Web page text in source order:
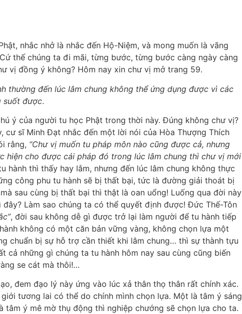
nhắc nhở là nhắc đến Hộ-Niệm, và mong muốn là vãng
thế chúng ta đi mãi, từng bước, từng bước càng ngày càng
vị đồng ý không? Hôm nay xin chư vị mở trang 59.
thường đến lúc lâm chung không thể ứng dụng được vì các
suốt được.
ý của người tu học Phật trong thời này. Đúng không chư vị?
cư sĩ Minh Đạt nhắc đến một lời nói của Hòa Thượng Thích
rằng, “Chư vị muốn tu pháp môn nào cũng được cả, nhưng
hiện cho được cái pháp đó trong lúc lâm chung thì chư vị mới
hành thì thấy hay lắm, nhưng đến lúc lâm chung không thực
công phu tu hành sẽ bị thất bại, tức là đường giải thoát bị
sau cùng bị thất bại thì thật là oan uổng! Luống qua đời này
Làm sao chúng ta có thể quyết định được! Đức Thế-Tôn
, đời sau không dễ gì được trở lại làm người để tu hành tiếp
không có một căn bản vững vàng, không chọn lựa một
chuẩn bị sự hỗ trợ cần thiết khi lâm chung… thì sự thành tựu
cả những gì chúng ta tu hành hôm nay sau cùng cũng biến
se cát mà thôi!…
đem đạo lý này ứng vào lúc xả thân thọ thân rất chính xác.
tương lai có thể do chính mình chọn lựa. Một là tâm ý sáng
tâm ý mê mờ thụ động thì nghiệp chướng sẽ chọn lựa cho ta.